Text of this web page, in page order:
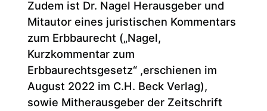
Zudem ist Dr. Nagel Herausgeber und
Mitautor eines juristischen Kommentars
zum Erbbaurecht („Nagel,
Kurzkommentar zum
Erbbaurechtsgesetz“ ,erschienen im
August 2022 im C.H. Beck Verlag),
sowie Mitherausgeber der Zeitschrift